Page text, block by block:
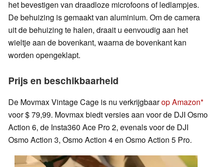
het bevestigen van draadloze microfoons of ledlampjes.
De behuizing is gemaakt van aluminium. Om de camera
uit de behuizing te halen, draait u eenvoudig aan het
wieltje aan de bovenkant, waarna de bovenkant kan
worden opengeklapt.
Prijs en beschikbaarheid
De Movmax Vintage Cage is nu verkrijgbaarop Amazon
voor $ 79,99. Movmax biedt versies aan voor de DJI Osmo
Action 6, de Insta360 Ace Pro 2, evenals voor de DJI
Osmo Action 3, Osmo Action 4 en Osmo Action 5 Pro.